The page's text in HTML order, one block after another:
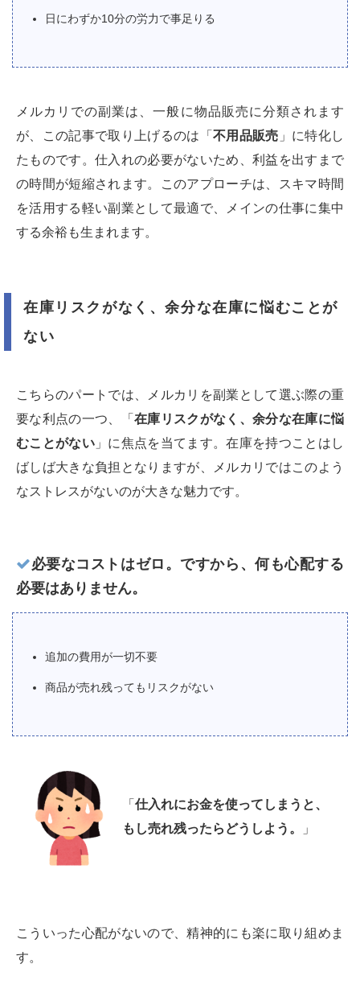
日にわずか10分の労力で事足りる
メルカリでの副業は、一般に物品販売に分類されます
が、この記事で取り上げるのは「 不用品販売 」に特化し
たものです。仕入れの必要がないため、利益を出すまで
の時間が短縮されます。このアプローチは、スキマ時間
を活用する軽い副業として最適で、メインの仕事に集中
する余裕も生まれます。
在庫リスクがなく、余分な在庫に悩むことが
ない
こちらのパートでは、メルカリを副業として選ぶ際の重
要な利点の一つ、「 在庫リスクがなく、余分な在庫に悩
むことがない 」に焦点を当てます。在庫を持つことはし
ばしば大きな負担となりますが、メルカリではこのよう
なストレスがないのが大きな魅力です。
必要なコストはゼロ。ですから、何も心配する
必要はありません。
追加の費用が一切不要
商品が売れ残ってもリスクがない
「 仕入れにお金を使ってしまうと、
もし売れ残ったらどうしよう。
」
こういった心配がないので、精神的にも楽に取り組めま
す。